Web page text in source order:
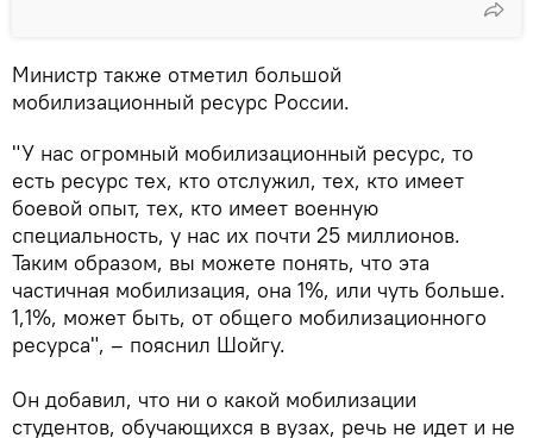
Министр также отметил большой
мобилизационный ресурс России.
"У нас огромный мобилизационный ресурс, то
есть ресурс тех, кто отслужил, тех, кто имеет
боевой опыт, тех, кто имеет военную
специальность, у нас их почти 25 миллионов.
Таким образом, вы можете понять, что эта
частичная мобилизация, она 1%, или чуть больше.
1,1%, может быть, от общего мобилизационного
ресурса", – пояснил Шойгу.
Он добавил, что ни о какой мобилизации
студентов, обучающихся в вузах, речь не идет и не